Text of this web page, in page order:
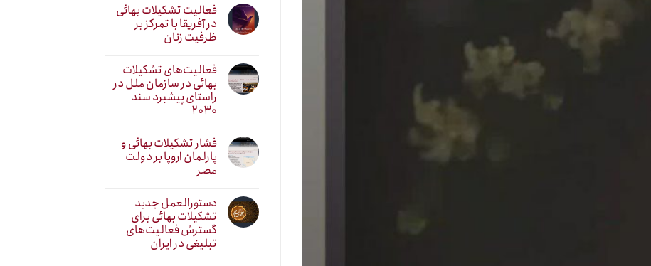
فعالیت تشکیلات بهائی
در آفریقا با تمرکز بر
ظرفیت زنان
فعالیت‌های تشکیلات
بهائی در سازمان ملل در
راستای پیشبرد سند
۲۰۳۰
فشار تشکیلات بهائی و
پارلمان اروپا بر دولت
مصر
دستورالعمل جدید
تشکیلات بهائی برای
گسترش فعالیت‌های
تبلیغی در ایران